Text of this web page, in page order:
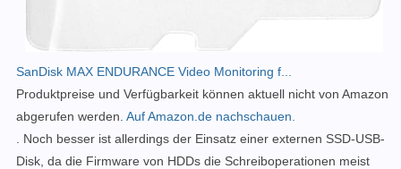
SanDisk MAX ENDURANCE Video Monitoring f...
Produktpreise und Verfügbarkeit können aktuell nicht von Amazon
abgerufen werden. Auf Amazon.de nachschauen.
. Noch besser ist allerdings der Einsatz einer externen SSD-USB-
Disk, da die Firmware von HDDs die Schreiboperationen meist